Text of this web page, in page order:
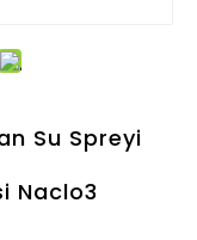
Su Spreyi
Naclo3